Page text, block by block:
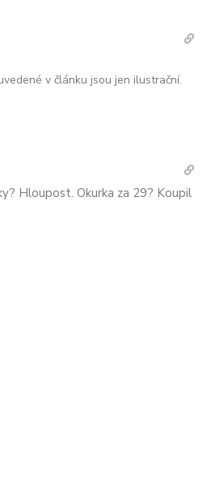
v článku jsou jen ilustrační.
Hloupost. Okurka za 29? Koupil